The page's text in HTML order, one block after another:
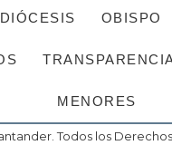
DIÓCESIS OBISPO
MENORES
Todos los